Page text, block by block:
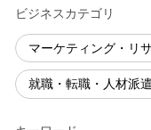
ビジネスカテゴリ
マーケティング・リ
就職・転職・人材派